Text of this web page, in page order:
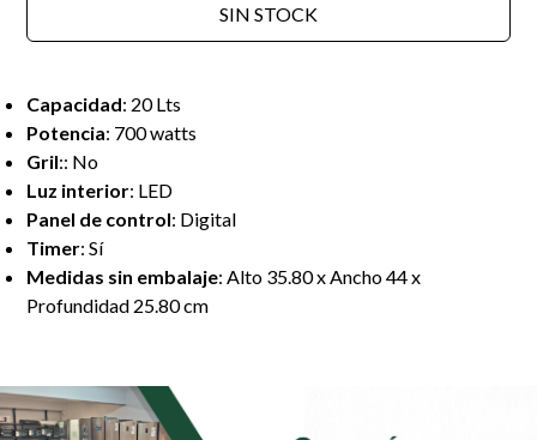
SIN STOCK
Capacidad: 20 Lts
Potencia: 700 watts
Gril:: No
Luz interior: LED
Panel de control: Digital
Timer: Sí
Medidas sin embalaje: Alto 35.80 x Ancho 44 x
Profundidad 25.80 cm